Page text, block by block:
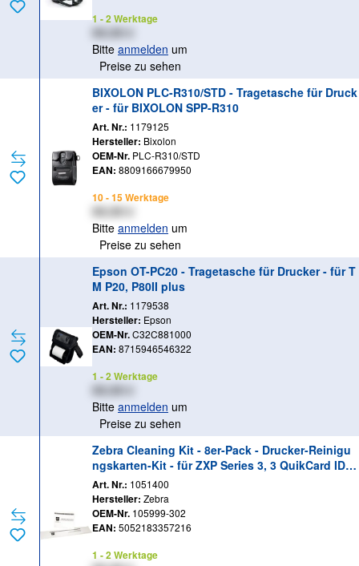
1 - 2 Werktage
Bitte anmelden um
Preise zu sehen
BIXOLON PLC-R310/STD - Tragetasche für Druck
er - für BIXOLON SPP-R310
Art. Nr.: 1179125
Hersteller: Bixolon
OEM-Nr. PLC-R310/STD
EAN: 8809166679950
10 - 15 Werktage
XX,XX €
Bitte anmelden um
Preise zu sehen
Epson OT-PC20 - Tragetasche für Drucker - für T
M P20, P80II plus
Art. Nr.: 1179538
Hersteller: Epson
OEM-Nr.C32C881000
EAN: 8715946546322
1 - 2 Werktage
Bitte anmelden um
Preise zu sehen
Zebra Cleaning Kit - 8er-Pack - Drucker-Reinigu
ngskarten-Kit - für ZXP Series 3, 3 QuikCard ID S
olution
Art. Nr.: 1051400
Hersteller: Zebra
OEM-Nr. 105999-302
EAN: 5052183357216
1 - 2 Werktage